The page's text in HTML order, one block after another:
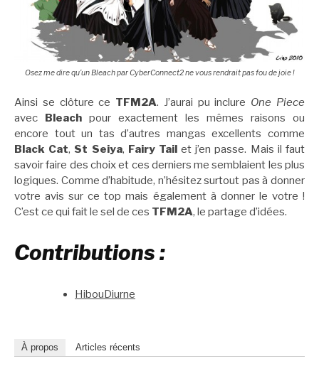
Osez me dire qu’un Bleach par CyberConnect2 ne vous rendrait pas fou de joie !
Ainsi se clôture ce TFM2A. J’aurai pu inclure One Piece
avec Bleach pour exactement les mêmes raisons ou
encore tout un tas d’autres mangas excellents comme
Black Cat, St Seiya, Fairy Tailet j’en passe. Mais il faut
savoir faire des choix et ces derniers me semblaient les plus
logiques. Comme d’habitude, n’hésitez surtout pas à donner
votre avis sur ce top mais également à donner le votre !
C’est ce qui fait le sel de ces TFM2A, le partage d’idées.
Contributions :
HibouDiurne
À propos Articles récents